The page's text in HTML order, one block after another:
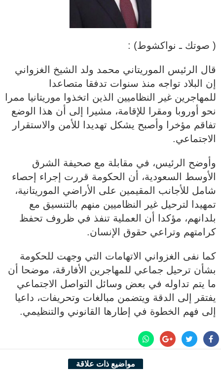
( صوتك ـ نواكشوط) :
قال الرئيس الموريتاني محمد ولد الشيخ الغزواني
إن البلاد تواجه منذ سنوات تدفقا متصاعدا
للمهاجرين غير النظاميين الذين اتخذوا موريتانيا ممرا
نحو أوروبا ومقرا للإقامة، مشيرا إلى أن هذا الوضع
تفاقم مؤخرا وأصبح يشكل تهديدا للأمن والاستقرار
الاجتماعي.
وأوضح الرئيس، في مقابلة مع صحيفة الشرق
الأوسط السعودية، أن الحكومة قررت إجراء إحصاء
شامل للأجانب المقيمين على الأراضي الموريتانية،
تمهيدا لترحيل غير النظاميين منهم بالتنسيق مع
بلدانهم، مؤكدا أن العملية تنفذ في ظروف تحفظ
كرامتهم وتراعي حقوق الإنسان.
كما نفى الغزواني الاتهامات التي وجهت للحكومة
بشأن ترحيل جماعي للمهاجرين الأفارقة، موضحا أن
ما يتم تداوله في بعض وسائل التواصل الاجتماعي
يفتقر إلى الدقة ويتضمن مبالغات وتحريفات، داعيا
إلى فهم الخطوة في إطارها القانوني والتنظيمي.
مواضيع ذات علاقة